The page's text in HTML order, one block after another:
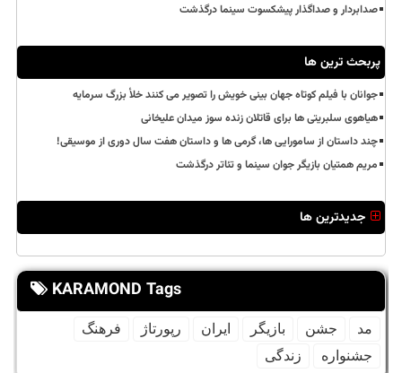
صدابردار و صداگذار پیشکسوت سینما درگذشت
پربحث ترین ها
جوانان با فیلم کوتاه جهان بینی خویش را تصویر می کنند خلأ بزرگ سرمایه
هیاهوی سلبریتی ها برای قاتلان زنده سوز میدان علیخانی
چند داستان از سامورایی ها، گرمی ها و داستان هفت سال دوری از موسیقی!
مریم همتیان بازیگر جوان سینما و تئاتر درگذشت
جدیدترین ها
KARAMOND Tags
مد جشن بازیگر ایران رپورتاژ
فرهنگ
جشنواره
زندگی